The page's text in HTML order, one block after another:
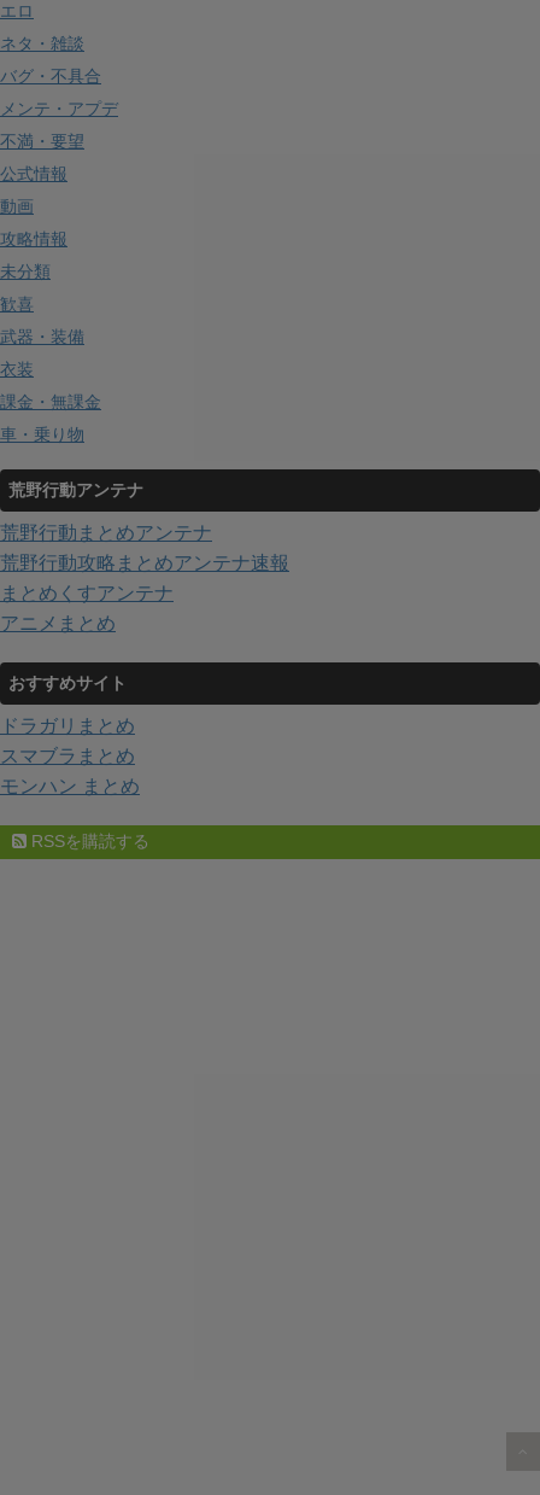
エロ
ネタ・雑談
バグ・不具合
メンテ・アプデ
不満・要望
公式情報
動画
攻略情報
未分類
歓喜
武器・装備
衣装
課金・無課金
車・乗り物
荒野行動アンテナ
荒野行動まとめアンテナ
荒野行動攻略まとめアンテナ速報
まとめくすアンテナ
アニメまとめ
おすすめサイト
ドラガリまとめ
スマブラまとめ
モンハン まとめ
RSSを購読する